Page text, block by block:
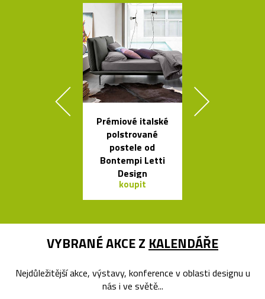
Prémiové italské
polstrované
postele od
Bontempi Letti
Design
koupit
VYBRANÉ AKCE Z KALENDÁŘE
Nejdůležitější akce, výstavy, konference v oblasti designu u
nás i ve světě...